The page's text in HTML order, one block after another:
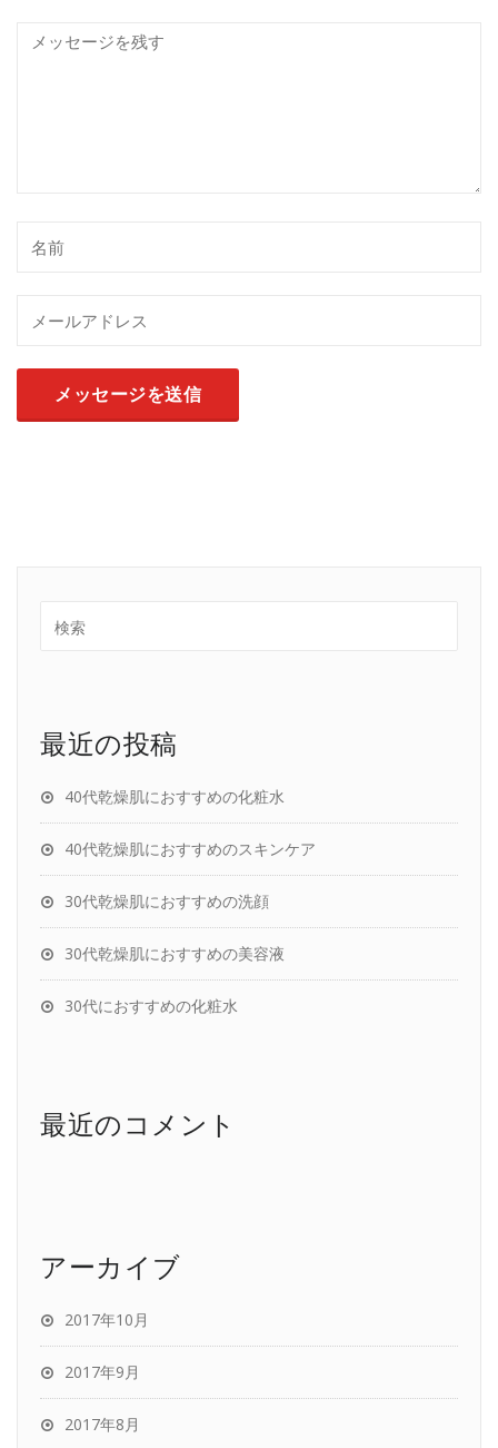
最近の投稿
40代乾燥肌におすすめの化粧水
40代乾燥肌におすすめのスキンケア
30代乾燥肌におすすめの洗顔
30代乾燥肌におすすめの美容液
30代におすすめの化粧水
最近のコメント
アーカイブ
2017年10月
2017年9月
2017年8月